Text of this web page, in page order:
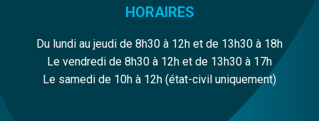
HORAIRES
Du lundi au jeudi de 8h30 à 12h et de 13h30 à 18h
Le vendredi de 8h30 à 12h et de 13h30 à 17h
Le samedi de 10h à 12h (état-civil uniquement)